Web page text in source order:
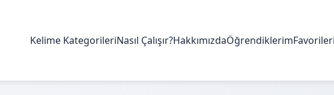
Kelime KategorileriNasıl Çalışır?HakkımızdaÖğrendiklerim